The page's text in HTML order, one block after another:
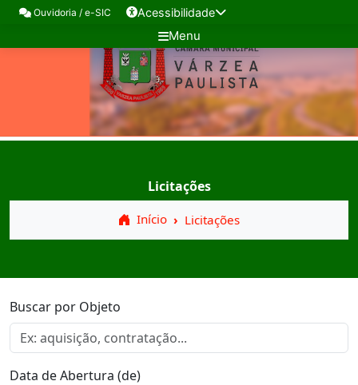
Ouvidoria / e-SIC Acessibilidade
Menu
Licitações
Início Licitações
Buscar por Objeto
Data de Abertura (de)